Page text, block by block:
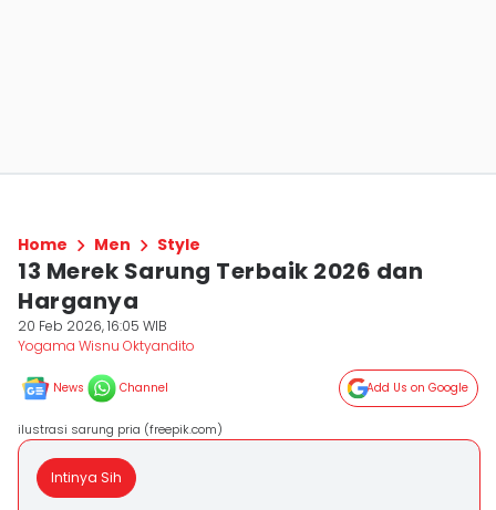
Home Men Style
13 Merek Sarung Terbaik 2026 dan
Harganya
20 Feb 2026, 16:05 WIB
Yogama Wisnu Oktyandito
News Channel Add Us on Google
ilustrasi sarung pria (freepik.com)
Intinya Sih